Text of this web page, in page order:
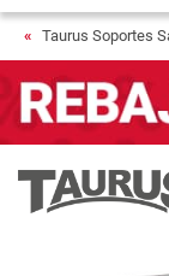
Taurus Soportes